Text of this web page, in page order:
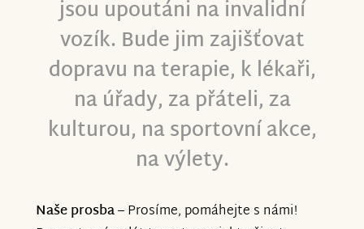
jsou upoutáni na invalidní
vozík. Bude jim zajišťovat
dopravu na terapie, k lékaři,
na úřady, za přáteli, za
kulturou, na sportovní akce,
na výlety.
Naše prosba– Prosíme, pomáhejte s námi!